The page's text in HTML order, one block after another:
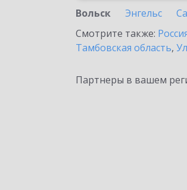
Вольск
Энгельс
Смотрите также:
Тамбовская область,
Партнеры в вашем